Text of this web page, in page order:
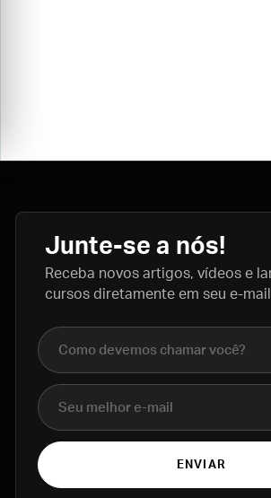
Junte-se a nós!
Receba novos artigos, vídeos e
cursos diretamente em seu e-
Nome completo
E-mail
ENVIAR